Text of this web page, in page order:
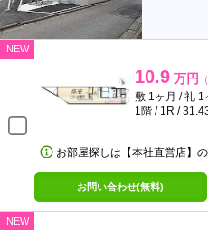
NEW
10.9 万円
敷 1ヶ月 / 礼 1
1階 / 1R /
お部屋探しは【本社直営店】
お問い合わせ(無料)
NEW